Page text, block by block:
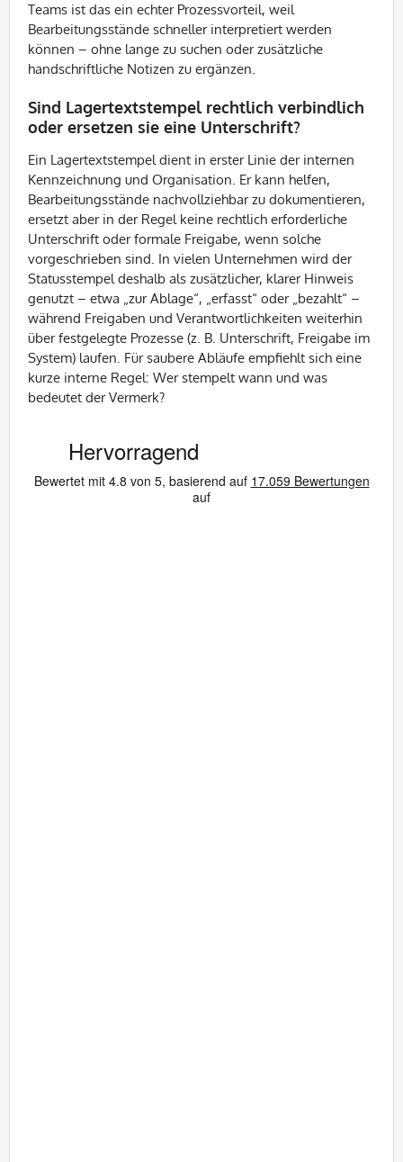
Teams ist das ein echter Prozessvorteil, weil
Bearbeitungsstände schneller interpretiert werden
können – ohne lange zu suchen oder zusätzliche
handschriftliche Notizen zu ergänzen.
Sind Lagertextstempel rechtlich verbindlich
oder ersetzen sie eine Unterschrift?
Ein Lagertextstempel dient in erster Linie der internen
Kennzeichnung und Organisation. Er kann helfen,
Bearbeitungsstände nachvollziehbar zu dokumentieren,
ersetzt aber in der Regel keine rechtlich erforderliche
Unterschrift oder formale Freigabe, wenn solche
vorgeschrieben sind. In vielen Unternehmen wird der
Statusstempel deshalb als zusätzlicher, klarer Hinweis
genutzt – etwa „zur Ablage“, „erfasst“ oder „bezahlt“ –
während Freigaben und Verantwortlichkeiten weiterhin
über festgelegte Prozesse (z. B. Unterschrift, Freigabe im
System) laufen. Für saubere Abläufe empfiehlt sich eine
kurze interne Regel: Wer stempelt wann und was
bedeutet der Vermerk?